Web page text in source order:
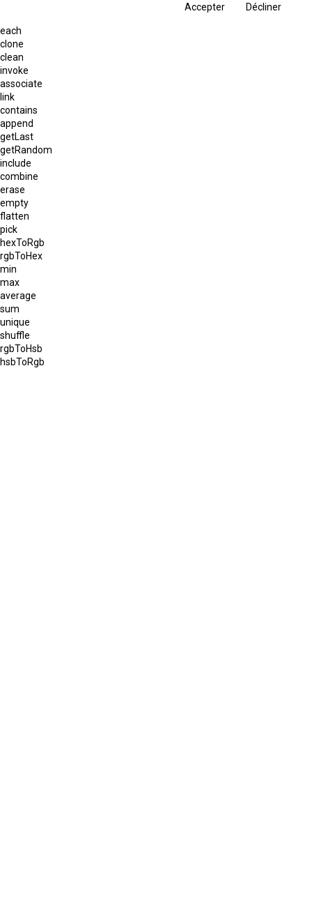
Accepter Décliner
each
clone
clean
invoke
associate
link
contains
append
getLast
getRandom
include
combine
erase
empty
flatten
pick
hexToRgb
rgbToHex
min
max
average
sum
unique
shuffle
rgbToHsb
hsbToRgb